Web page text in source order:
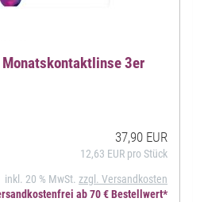
3er
37,90 EUR
12,63 EUR pro Stück
inkl. 20 % MwSt. zzgl. Versandkosten
ab 70 € Bestellwert*